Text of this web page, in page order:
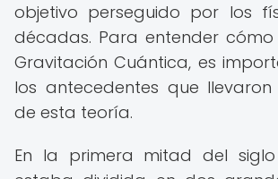
objetivo perseguido por los
décadas. Para entender
Gravitación Cuántica, es
los antecedentes que
de esta teoría.
En la primera mitad del